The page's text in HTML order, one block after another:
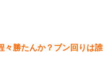
々勝たんか？ブン回りは誰